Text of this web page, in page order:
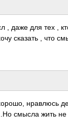
, даже для тех ,
сказать , что
нравлюсь
смысла жить